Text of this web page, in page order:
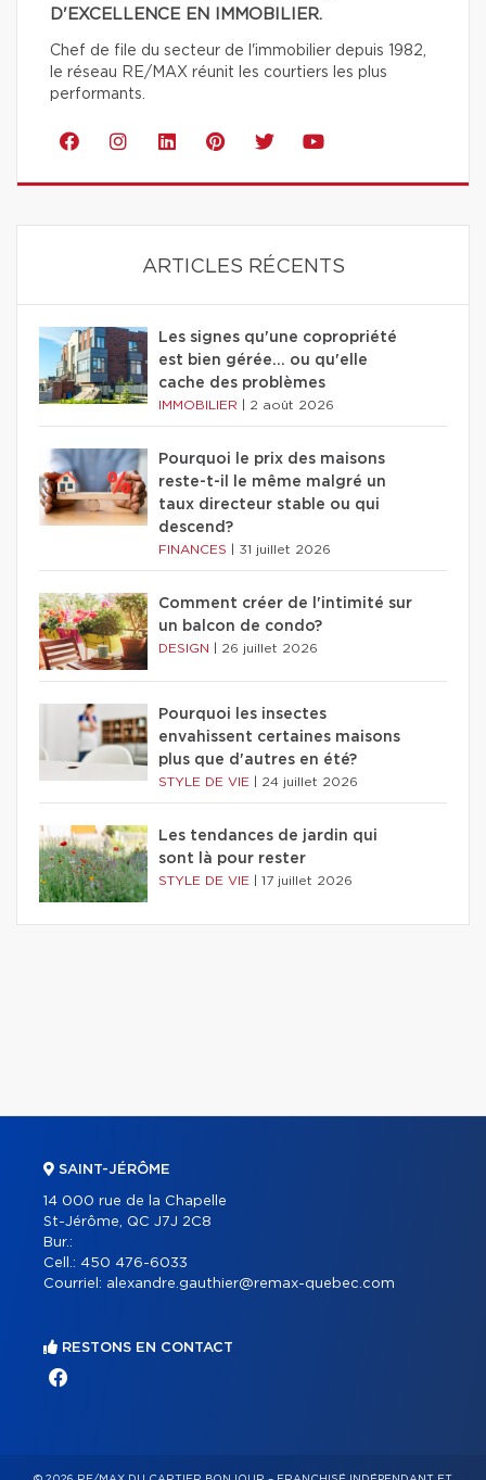
D'EXCELLENCE EN IMMOBILIER.
Chef de file du secteur de l'immobilier depuis 1982,
le réseau RE/MAX réunit les courtiers les plus
performants.
ARTICLES RÉCENTS
Les signes qu'une copropriété
est bien gérée… ou qu'elle
cache des problèmes
IMMOBILIER 2 août 2026
Pourquoi le prix des maisons
reste-t-il le même malgré un
taux directeur stable ou qui
descend?
FINANCES 31 juillet 2026
Comment créer de l'intimité sur
un balcon de condo?
DESIGN 26 juillet 2026
Pourquoi les insectes
envahissent certaines maisons
plus que d'autres en été?
STYLE DE VIE 24 juillet 2026
Les tendances de jardin qui
sont là pour rester
STYLE DE VIE 17 juillet 2026
SAINT-JÉRÔME
14 000 rue de la Chapelle
St-Jérôme, QC J7J 2C8
Bur.:
Cell.: 450 476-6033
Courriel: alexandre.gauthier@remax-quebec.com
RESTONS EN CONTACT